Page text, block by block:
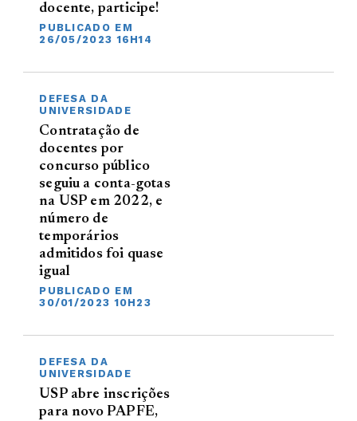
docente, participe!
PUBLICADO EM
26/05/2023 16H14
DEFESA DA
UNIVERSIDADE
Contratação de
docentes por
concurso público
seguiu a conta-gotas
na USP em 2022, e
número de
temporários
admitidos foi quase
igual
PUBLICADO EM
30/01/2023 10H23
DEFESA DA
UNIVERSIDADE
USP abre inscrições
para novo PAPFE,